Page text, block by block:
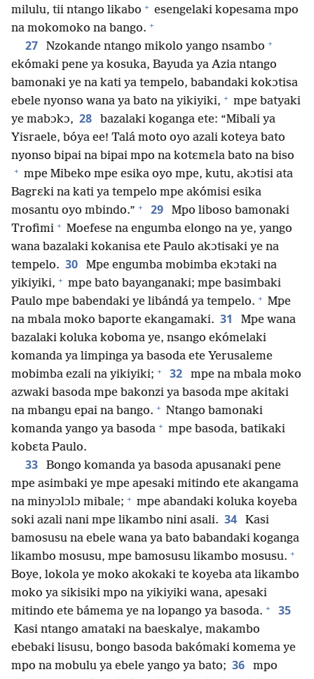
milulu, tii ntango likabo + esengelaki kopesama mpo
na mokomoko na bango. +
27 Nzokande ntango mikolo yango nsambo +
ekómaki pene ya kosuka, Bayuda ya Azia ntango
bamonaki ye na kati ya tempelo, babandaki kokɔtisa
ebele nyonso wana ya bato na yikiyiki, + mpe batyaki
ye mabɔkɔ, 28
bazalaki koganga ete: “Mibali ya
Yisraele, bóya ee! Talá moto oyo azali koteya bato
nyonso bipai na bipai mpo na kotɛmɛla bato na biso
+ mpe Mibeko mpe esika oyo mpe, kutu, akɔtisi ata
Bagrɛki na kati ya tempelo mpe akómisi esika
mosantu oyo mbindo.” + 29
Mpo liboso bamonaki
Trofimi + Moefese na engumba elongo na ye, yango
wana bazalaki kokanisa ete Paulo akɔtisaki ye na
tempelo. 30
Mpe engumba mobimba ekɔtaki na
yikiyiki, + mpe bato bayanganaki; mpe basimbaki
Paulo mpe babendaki ye libándá ya tempelo. + Mpe
na mbala moko baporte ekangamaki. 31
Mpe wana
bazalaki koluka koboma ye, nsango ekómelaki
komanda ya limpinga ya basoda ete Yerusaleme
mobimba ezali na yikiyiki; + 32
mpe na mbala moko
azwaki basoda mpe bakonzi ya basoda mpe akitaki
na mbangu epai na bango. + Ntango bamonaki
komanda yango ya basoda + mpe basoda, batikaki
kobɛta Paulo.
33
Bongo komanda ya basoda apusanaki pene
mpe asimbaki ye mpe apesaki mitindo ete akangama
na minyɔlɔlɔ mibale; + mpe abandaki koluka koyeba
soki azali nani mpe likambo nini asali. 34
Kasi
bamosusu na ebele wana ya bato babandaki koganga
likambo mosusu, mpe bamosusu likambo mosusu. +
Boye, lokola ye moko akokaki te koyeba ata likambo
moko ya sikisiki mpo na yikiyiki wana, apesaki
mitindo ete bámema ye na lopango ya basoda. + 35
Kasi ntango amataki na baeskalye, makambo
ebebaki lisusu, bongo basoda bakómaki komema ye
mpo na mobulu ya ebele yango ya bato; 36
mpo